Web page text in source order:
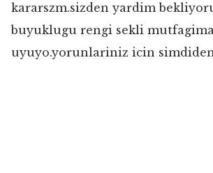
kararszm.sizden yardim
buyuklugu rengi sekli
uyuyo.yorunlariniz icin